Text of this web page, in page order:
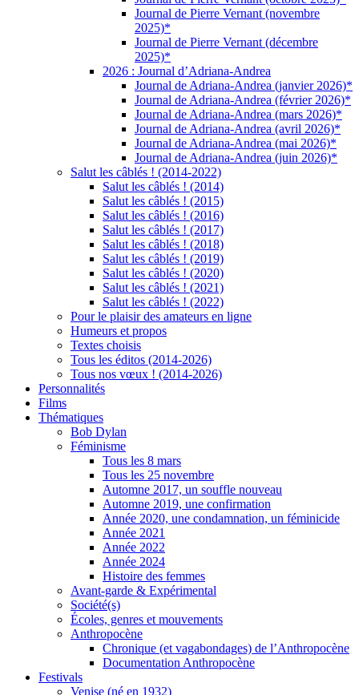
Journal de Pierre Vernant (novembre
2025)*
Journal de Pierre Vernant (décembre
2025)*
2026 : Journal d’Adriana-Andrea
Journal de Adriana-Andrea (janvier 2026)*
Journal de Adriana-Andrea (février 2026)*
Journal de Adriana-Andrea (mars 2026)*
Journal de Adriana-Andrea (avril 2026)*
Journal de Adriana-Andrea (mai 2026)*
Journal de Adriana-Andrea (juin 2026)*
Salut les câblés ! (2014-2022)
Salut les câblés ! (2014)
Salut les câblés ! (2015)
Salut les câblés ! (2016)
Salut les câblés ! (2017)
Salut les câblés ! (2018)
Salut les câblés ! (2019)
Salut les câblés ! (2020)
Salut les câblés ! (2021)
Salut les câblés ! (2022)
Pour le plaisir des amateurs en ligne
Humeurs et propos
Textes choisis
Tous les éditos (2014-2026)
Tous nos vœux ! (2014-2026)
Personnalités
Films
Thématiques
Bob Dylan
Féminisme
Tous les 8 mars
Tous les 25 novembre
Automne 2017, un souffle nouveau
Automne 2019, une confirmation
Année 2020, une condamnation, un féminicide
Année 2021
Année 2022
Année 2024
Histoire des femmes
Avant-garde & Expérimental
Société(s)
Écoles, genres et mouvements
Anthropocène
Chronique (et vagabondages) de l’Anthropocène
Documentation Anthropocène
Festivals
Venise (né en 1932)